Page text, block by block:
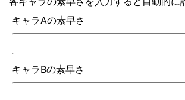
キャラAの素早さ
キャラBの素早さ